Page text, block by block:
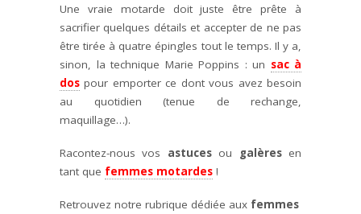
Une vraie motarde doit juste être prête à
sacrifier quelques détails et accepter de ne pas
être tirée à quatre épingles tout le temps. Il y a,
sinon, la technique Marie Poppins : un sac à
dos pour emporter ce dont vous avez besoin
au quotidien (tenue de rechange,
maquillage…).
Racontez-nous vos astucesou galèresen
tant que femmes motardes !
Retrouvez notre rubrique dédiée aux femmes